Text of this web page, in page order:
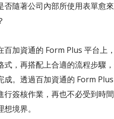
否隨著公司內部所使用表單愈
百加資通的 Form Plus 平台上
式，再搭配上合適的流程步驟
成。透過百加資通的 Form
行簽核作業，再也不必受到時
境界。